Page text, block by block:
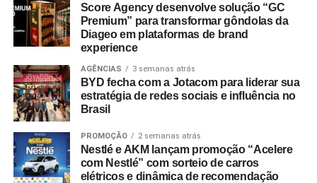
Score Agency desenvolve solução “GC
Premium” para transformar gôndolas da
Diageo em plataformas de brand
experience
AGÊNCIAS 3 semanas atrás
BYD fecha com a Jotacom para liderar sua
estratégia de redes sociais e influência no
Brasil
PROMOÇÃO 2 semanas atrás
Nestlé e AKM lançam promoção “Acelere
com Nestlé” com sorteio de carros
elétricos e dinâmica de recomendação